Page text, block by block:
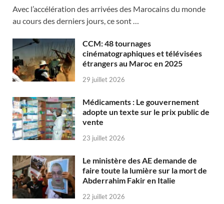
Avec l’accélération des arrivées des Marocains du monde
au cours des derniers jours, ce sont …
CCM: 48 tournages
cinématographiques et télévisées
étrangers au Maroc en 2025
29 juillet 2026
Médicaments : Le gouvernement
adopte un texte sur le prix public de
vente
23 juillet 2026
Le ministère des AE demande de
faire toute la lumière sur la mort de
Abderrahim Fakir en Italie
22 juillet 2026